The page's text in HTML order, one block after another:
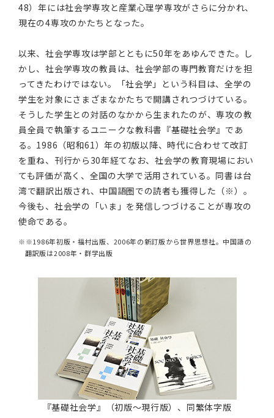
48）年には社会学専攻と産業心理学専攻がさらに分かれ、
現在の4専攻のかたちとなった。
以来、社会学専攻は学部とともに50年をあゆんできた。し
かし、社会学専攻の教員は、社会学部の専門教育だけを担
ってきたわけではない。「社会学」という科目は、全学の
学生を対象にさまざまなかたちで開講されつづけている。
そうした学生との対話のなかから生まれたのが、専攻の教
員全員で執筆するユニークな教科書『基礎社会学』であ
る。1986（昭和61）年の初版以降、時代に合わせて改訂
を重ね、刊行から30年経てなお、社会学の教育現場におい
ても評価が高く、全国の大学で活用されている。同書は台
湾で翻訳出版され、中国語圏での読者も獲得した（※）。
今後も、社会学の「いま」を発信しつづけることが専攻の
使命である。
※1986年初版・福村出版、2006年の新訂版から世界思想社。中国語の
翻訳版は2008年・群学出版
『基礎社会学』（初版～現行版）、同繁体字版